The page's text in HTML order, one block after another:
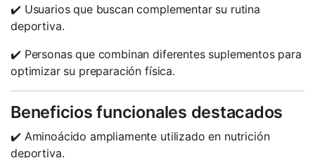
✔️ Usuarios que buscan complementar su rutina
deportiva.
✔️ Personas que combinan diferentes suplementos para
optimizar su preparación física.
Beneficios funcionales destacados
✔️ Aminoácido ampliamente utilizado en nutrición
deportiva.